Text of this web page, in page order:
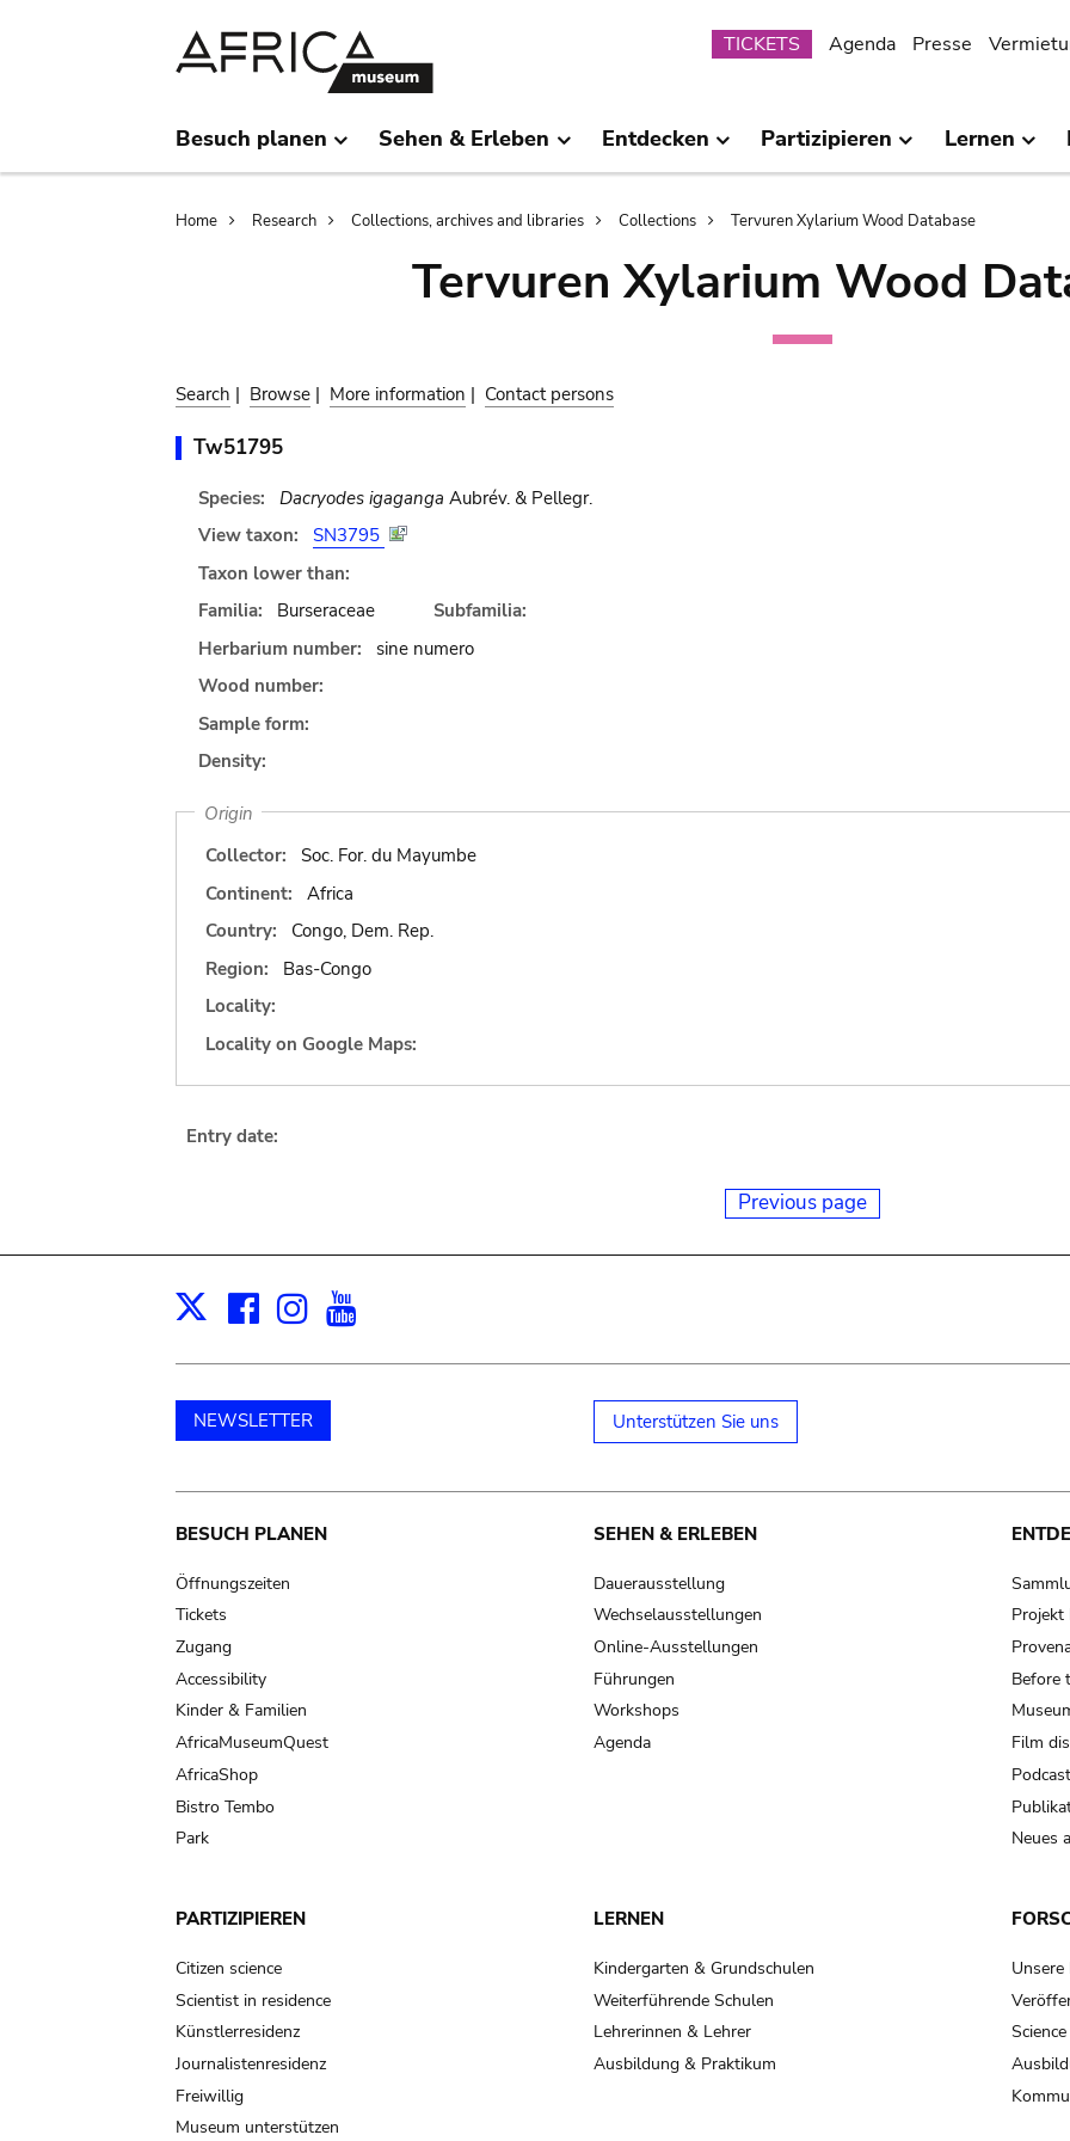
Submenu
TICKETS Agenda Presse
Besuch planen Sehen & Erleben Entdecken Partizipieren Lernen
Breadcrumb
Home Research Collections, archives and libraries Collections Tervuren Xylarium Wood Database
Tervuren Xylarium Wood
Search | Browse | More information | Contact persons
Tw51795
Species: Dacryodes igaganga Aubrév. & Pellegr.
View taxon:
SN3795
Taxon lower than:
Familia:
Burseraceae
Subfamilia:
Herbarium number:
sine numero
Wood number:
Sample form:
Density:
Origin
Collector:
Soc. For. du Mayumbe
Continent:
Africa
Country:
Congo, Dem. Rep.
Region:
Bas-Congo
Locality:
Locality on Google Maps:
Entry date:
Previous page
X Facebook
Instagram
NEWSLETTER Unterstützen Sie uns
Main
navigation
BESUCH PLANEN
Öffnungszeiten
Tickets
Zugang
Accessibility
Kinder & Familien
AfricaMuseumQuest
AfricaShop
Bistro Tembo
Park
SEHEN & ERLEBEN
Dauerausstellung
Wechselausstellungen
Online-Ausstellungen
Führungen
Workshops
Agenda
Projekt
Before
Film
Neues
PARTIZIPIEREN
Citizen science
Scientist in residence
Künstlerresidenz
Journalistenresidenz
Freiwillig
Museum unterstützen
LERNEN
Kindergarten & Grundschulen
Weiterführende Schulen
Lehrerinnen & Lehrer
Ausbildung & Praktikum